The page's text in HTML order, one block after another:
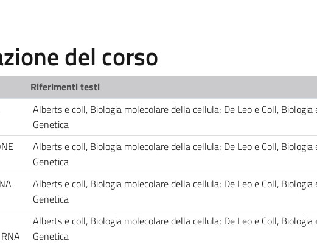
del corso
Riferimenti testi
Alberts e coll, Biologia molecolare della cellula; De Leo e Coll, Biologia
Genetica
Alberts e coll, Biologia molecolare della cellula; De Leo e Coll, Biologia
Genetica
Alberts e coll, Biologia molecolare della cellula; De Leo e Coll, Biologia
Genetica
Alberts e coll, Biologia molecolare della cellula; De Leo e Coll, Biologia
Genetica